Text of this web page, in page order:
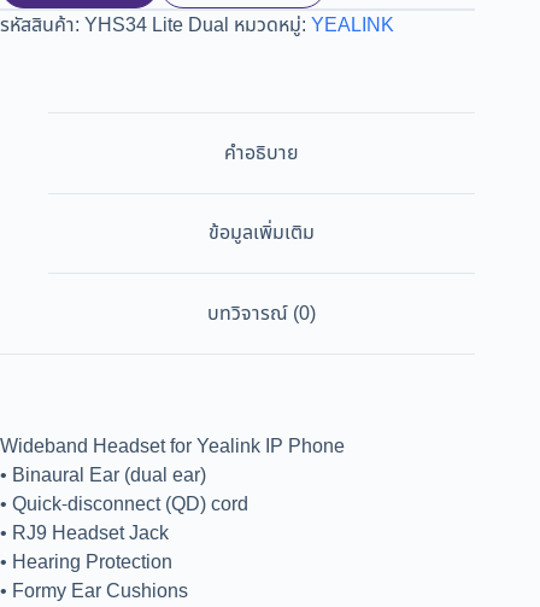
รหัสสินค้า: YHS34 Lite Dual หมวดหมู่: YEALINK
คำอธิบาย
ข้อมูลเพิ่มเติม
บทวิจารณ์ (0)
Wideband Headset for Yealink IP Phone
• Binaural Ear (dual ear)
• Quick-disconnect (QD) cord
• RJ9 Headset Jack
• Hearing Protection
• Formy Ear Cushions